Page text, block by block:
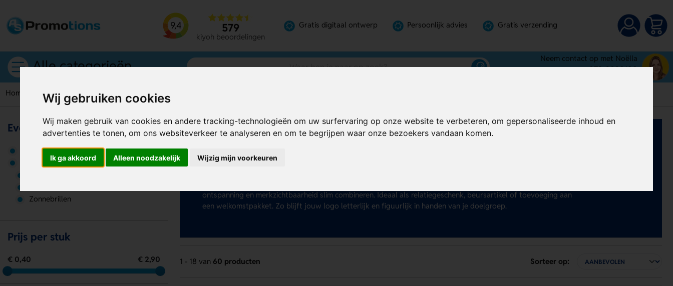
Wij gebruiken cookies
Wij maken gebruik van cookies en andere tracking-technologieën om uw surfervaring op onze website te verbeteren, om gepersonaliseerde inhoud en
advertenties te tonen, om ons websiteverkeer te analyseren en om te begrijpen waar onze bezoekers vandaan komen.
Ik ga akkoord Alleen noodzakelijk Wijzig mijn voorkeuren
9,4 579
kiyoh beoordelingen
Gratis digitaal ontwerp Persoonlijk advies Gratis verzending
Alle categorieën
Neem contact op met Noëlla
072-3030100
Home Stressballen
Stressballen bedrukken
Wil je een giveaway die leuk is om weg te geven én blijft hangen op elk bureau? Met stressballen bedrukken
ontspanning en merkzichtbaarheid slim combineren. Ideaal als relatiegeschenk, beursartikel of toevoeging aan
een welkomstpakket. Zo blijft jouw logo letterlijk en figuurlijk in handen van je doelgroep.
1 - 18 van 60 producten Sorteer op:
Events & promotie
Fan & feest
Giveaways
Zonnebrillen
Prijs per stuk
€ 0,40 € 2,90